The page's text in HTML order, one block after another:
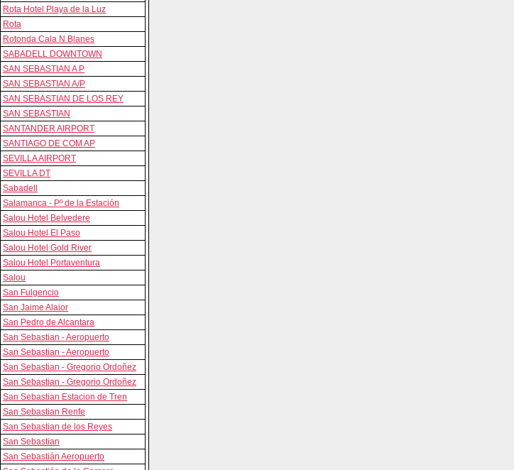
Rota Hotel Playa de la Luz
Rota
Rotonda Cala N Blanes
SABADELL DOWNTOWN
SAN SEBASTIAN A P
SAN SEBASTIAN A/P
SAN SEBASTIAN DE LOS REY
SAN SEBASTIAN
SANTANDER AIRPORT
SANTIAGO DE COM AP
SEVILLA AIRPORT
SEVILLA DT
Sabadell
Salamanca - Pº de la Estación
Salou Hotel Belvedere
Salou Hotel El Paso
Salou Hotel Gold River
Salou Hotel Portaventura
Salou
San Fulgencio
San Jaime Alaior
San Pedro de Alcantara
San Sebastian - Aeropuerto
San Sebastian - Aeropuerto
San Sebastian - Gregorio Ordoñez
San Sebastian - Gregorio Ordoñez
San Sebastian Estacion de Tren
San Sebastian Renfe
San Sebastian de los Reyes
San Sebastian
San Sebastián Aeropuerto